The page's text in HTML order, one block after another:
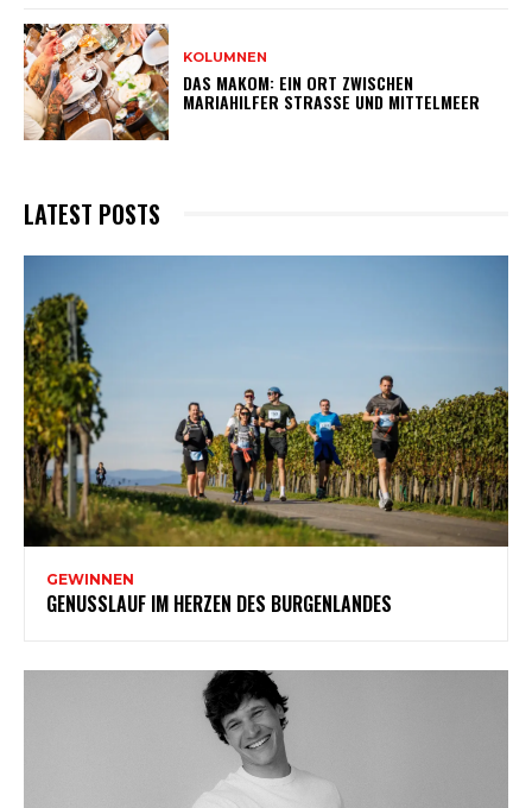
KOLUMNEN
DAS MAKOM: EIN ORT ZWISCHEN
MARIAHILFER STRASSE UND MITTELMEER
LATEST POSTS
GEWINNEN
GENUSSLAUF IM HERZEN DES BURGENLANDES